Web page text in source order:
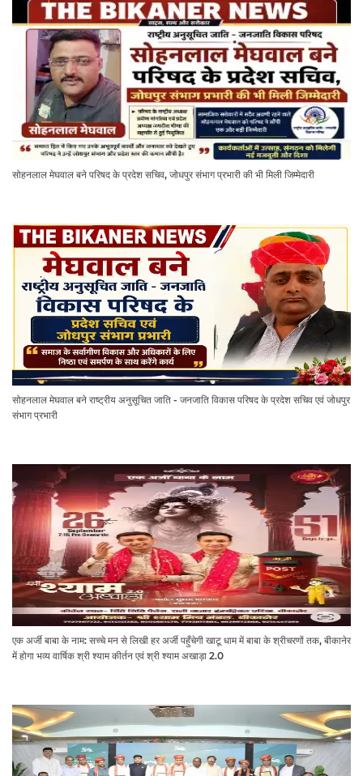
सोहनलाल मेघवाल बने परिषद के प्रदेश सचिव, जोधपुर संभाग प्रभारी की भी मिली जिम्मेदारी
सोहनलाल मेघवाल बने राष्ट्रीय अनुसूचित जाति - जनजाति विकास परिषद के प्रदेश सचिव एवं जोधपुर
संभाग प्रभारी
एक अर्जी बाबा के नाम: सच्चे मन से लिखी हर अर्जी पहुँचेगी खाटू धाम में बाबा के श्रीचरणों तक, बीकानेर
में होगा भव्य वार्षिक श्री श्याम कीर्तन एवं श्री श्याम अखाड़ा 2.0